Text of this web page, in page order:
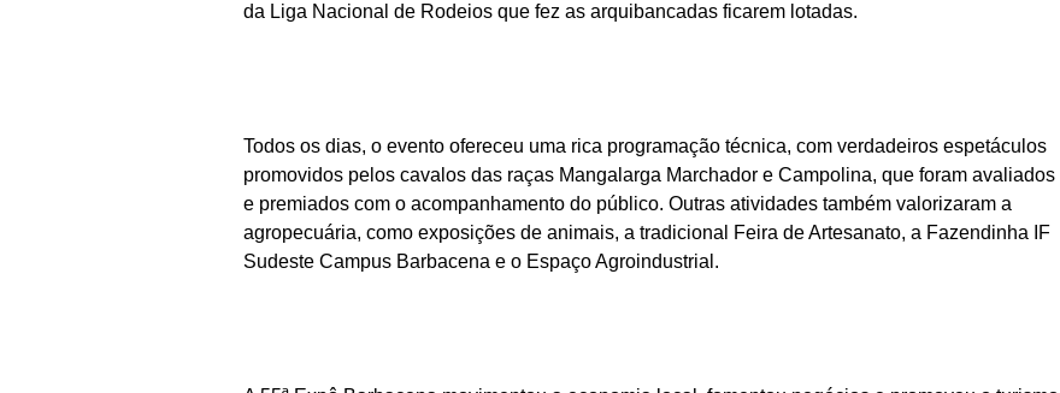
da Liga Nacional de Rodeios que fez as arquibancadas ficarem lotadas.
Todos os dias, o evento ofereceu uma rica programação técnica, com verdadeiros espetáculos
promovidos pelos cavalos das raças Mangalarga Marchador e Campolina, que foram avaliados
e premiados com o acompanhamento do público. Outras atividades também valorizaram a
agropecuária, como exposições de animais, a tradicional Feira de Artesanato, a Fazendinha IF
Sudeste Campus Barbacena e o Espaço Agroindustrial.